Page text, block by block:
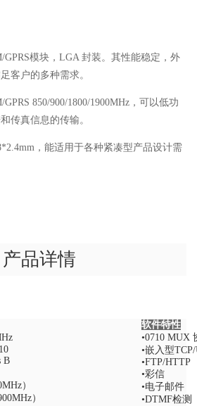
GPRS模块，LGA 封装。其性能稳定，外
客户的多种需求。
850/900/1800/1900MHz，可以低功
传真信息的传输。
，能适用于各种紧凑型产品设计需
产品详情
B
）
）
软件特性
•0710 MUX
•嵌入型
•FTP/HTTP
•彩信
•电子邮件
•DTMF检测